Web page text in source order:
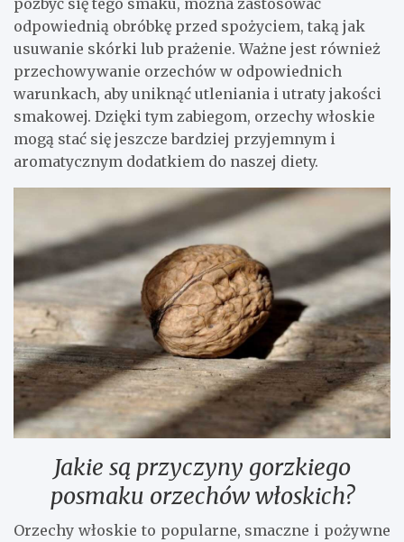
pozbyć się tego smaku, można zastosować
odpowiednią obróbkę przed spożyciem, taką jak
usuwanie skórki lub prażenie. Ważne jest również
przechowywanie orzechów w odpowiednich
warunkach, aby uniknąć utleniania i utraty jakości
smakowej. Dzięki tym zabiegom, orzechy włoskie
mogą stać się jeszcze bardziej przyjemnym i
aromatycznym dodatkiem do naszej diety.
Jakie są przyczyny gorzkiego
posmaku orzechów włoskich?
Orzechy włoskie to popularne, smaczne i pożywne